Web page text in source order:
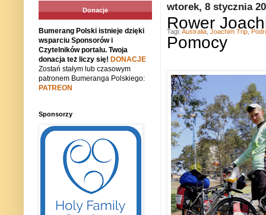
wtorek, 8 stycznia
Rower
Pomocy
Tagi: Australia Joachim Trip
Donacje
Bumerang Polski istnieje dzięki
wsparciu Sponsorów i
Czytelników portalu. Twoja
donacja też liczy się! DONACJE
Zostań stałym lub czasowym
patronem Bumeranga Polskiego:
PATREON
Sponsorzy